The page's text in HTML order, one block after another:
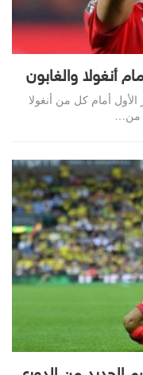
والغابون
أمام كل من أنغولا
من…